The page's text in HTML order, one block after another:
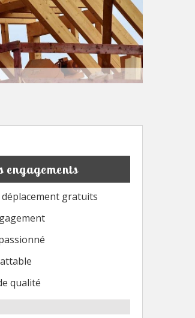
engagements
déplacement gratuits
qualité